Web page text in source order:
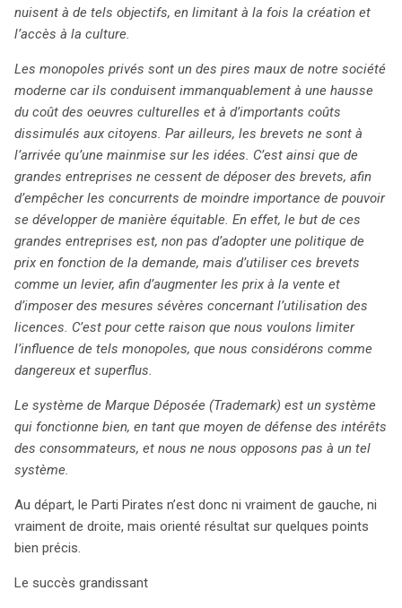
nuisent à de tels objectifs, en limitant à la fois la création et
l’accès à la culture.
Les monopoles privés sont un des pires maux de notre société
moderne car ils conduisent immanquablement à une hausse
du coût des oeuvres culturelles et à d’importants coûts
dissimulés aux citoyens. Par ailleurs, les brevets ne sont à
l’arrivée qu’une mainmise sur les idées. C’est ainsi que de
grandes entreprises ne cessent de déposer des brevets, afin
d’empêcher les concurrents de moindre importance de pouvoir
se développer de manière équitable. En effet, le but de ces
grandes entreprises est, non pas d’adopter une politique de
prix en fonction de la demande, mais d’utiliser ces brevets
comme un levier, afin d’augmenter les prix à la vente et
d’imposer des mesures sévères concernant l’utilisation des
licences. C’est pour cette raison que nous voulons limiter
l’influence de tels monopoles, que nous considérons comme
dangereux et superflus.
Le système de Marque Déposée (Trademark) est un système
qui fonctionne bien, en tant que moyen de défense des intérêts
des consommateurs, et nous ne nous opposons pas à un tel
système.
Au départ, le Parti Pirates n’est donc ni vraiment de gauche, ni
vraiment de droite, mais orienté résultat sur quelques points
bien précis.
Le succès grandissant